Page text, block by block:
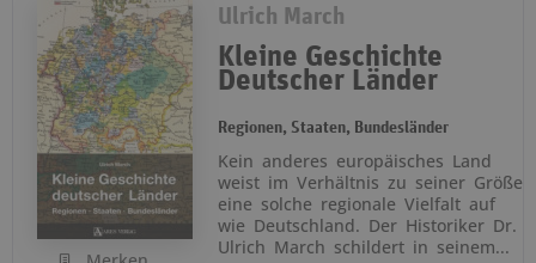
Merken
Ulrich March
Kleine Geschichte
Deutscher Länder
Regionen, Staaten, Bundesländer
Kein anderes europäisches Land
weist im Verhältnis zu seiner Größe
eine solche regionale Vielfalt auf
wie Deutschland. Der Historiker Dr.
Ulrich March schildert in seinem...